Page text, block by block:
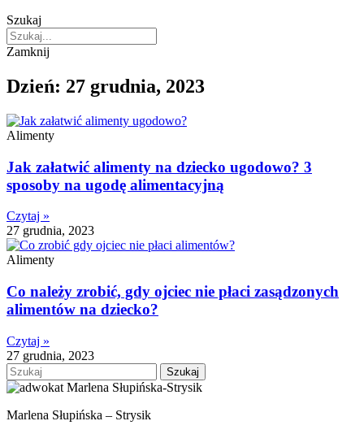
Szukaj
Zamknij
Dzień: 27 grudnia, 2023
Alimenty
Jak załatwić alimenty na dziecko ugodowo? 3
sposoby na ugodę alimentacyjną
Czytaj »
27 grudnia, 2023
Alimenty
Co należy zrobić, gdy ojciec nie płaci zasądzonych
alimentów na dziecko?
Czytaj »
27 grudnia, 2023
Szukaj
Marlena Słupińska – Strysik